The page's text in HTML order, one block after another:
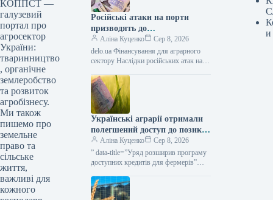
КОППСТ —
галузевий
портал про
агросектор
України:
тваринництво
, органічне
землеробство
та розвиток
агробізнесу.
Ми також
пишемо про
земельне
право та
сільське
життя,
важливі для
кожного
Російські атаки на порти
призводять до
багатомільярдних збитків для
України: один удар сягає 30
мільйонів доларів —
Аліна Куценко
Сер 8, 2026
delo.ua Фінансування для аграрного
сектору Наслідки російських атак на
можуть сягати прямих збитків у
десятки мільйонів доларів.…
Українські аграрії отримали
полегшений доступ до позик
за програмою «5-7-9%» для
весняних польових робіт та
господарських потреб —
Аліна Куценко
Сер 8, 2026
” data-title=”Уряд розширив програму
доступних кредитів для фермерів”
url=”https://kurkul.com/news/41873-
uryad-rozshiriv-programu-dostupnih-
и